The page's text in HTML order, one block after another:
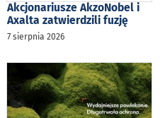
Akcjonariusze AkzoNobel i
Axalta zatwierdzili fuzję
7 sierpnia 2026